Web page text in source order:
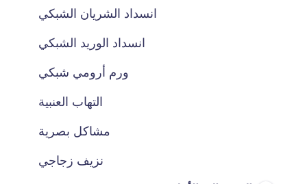
انسداد الشريان الشبكي
انسداد الوريد الشبكي
ورم أرومي شبكي
التهاب العنبية
مشاكل بصرية
نزيف زجاجي